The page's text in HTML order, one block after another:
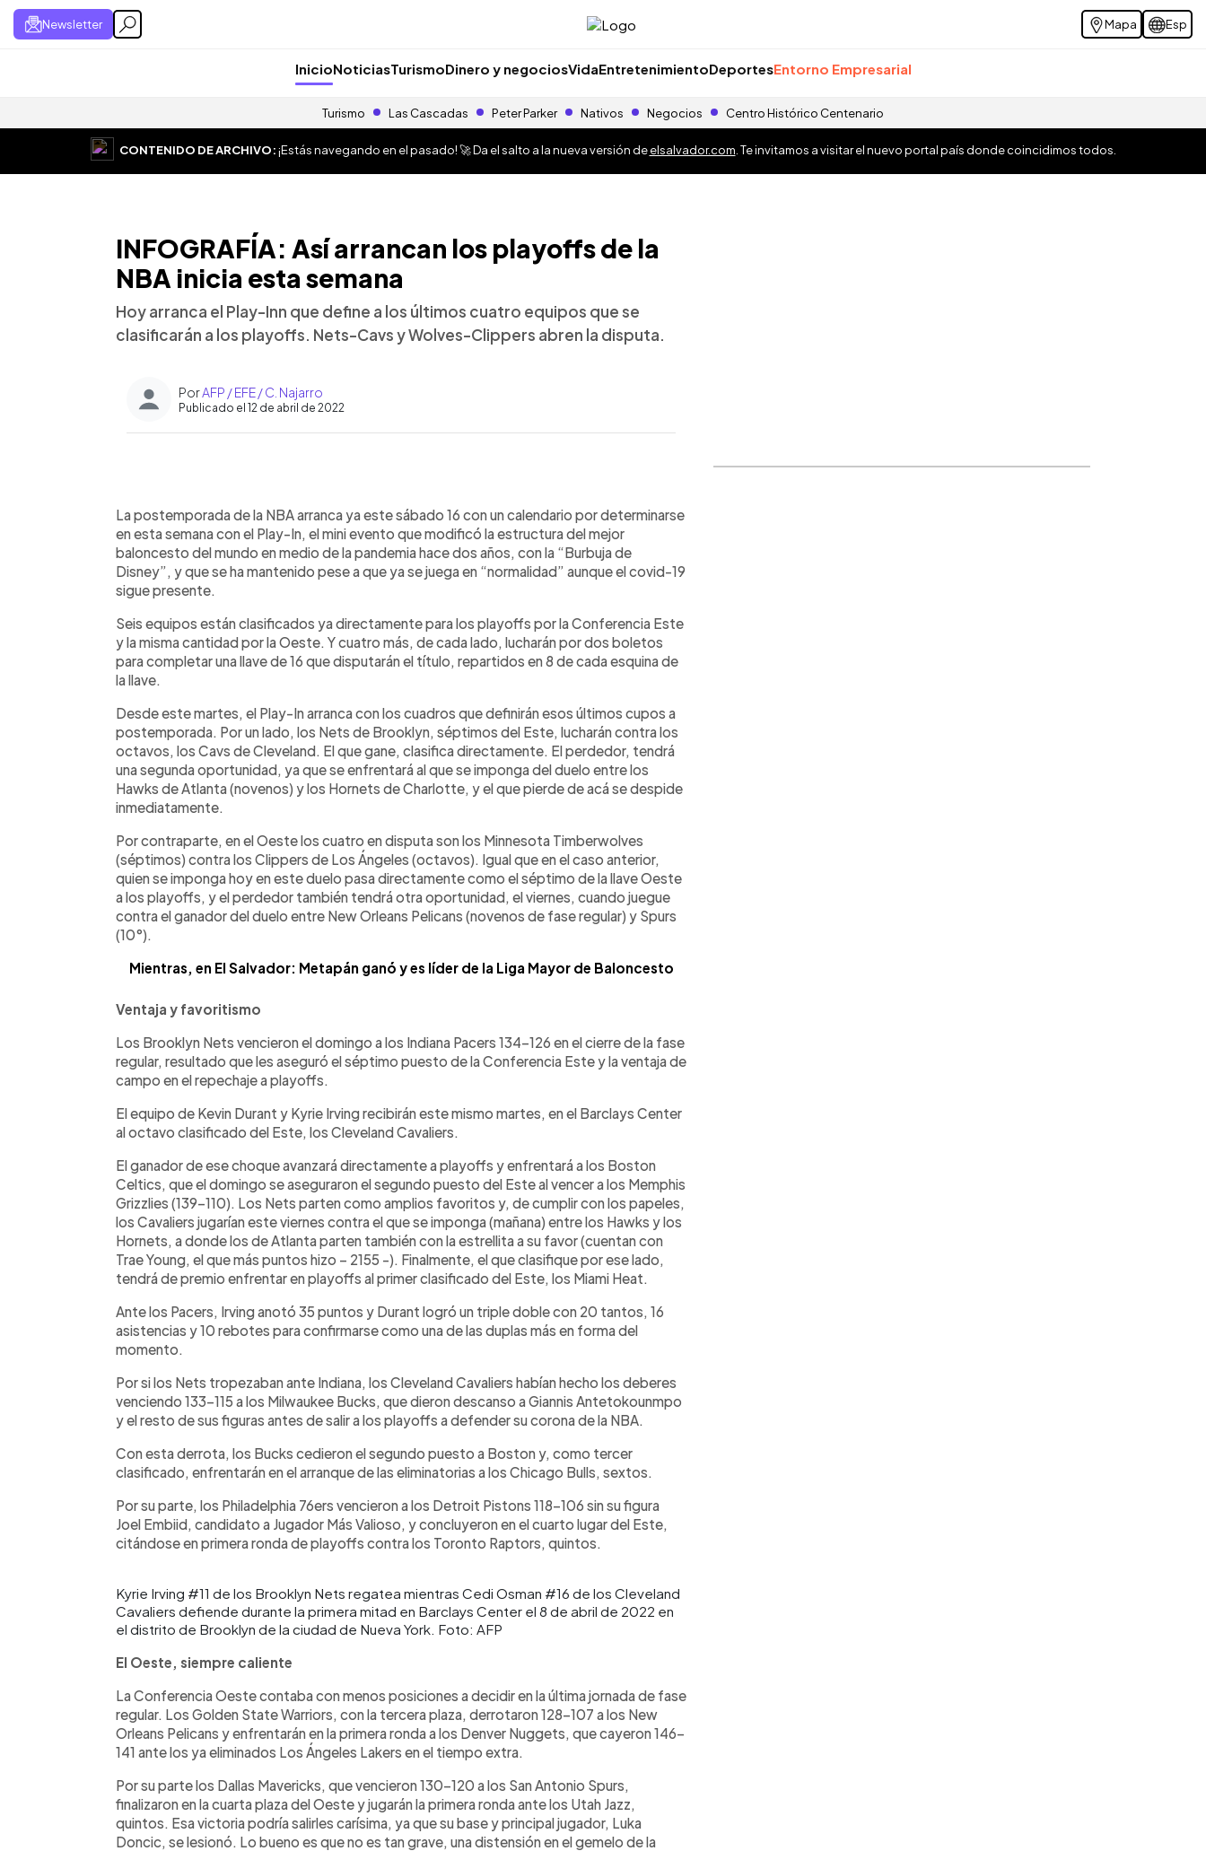
Newsletter Mapa Esp
InicioNoticiasTurismoDinero y negociosVidaEntretenimientoDeportesEntorno Empresarial
Turismo Las Cascadas Peter Parker Nativos Negocios Centro Histórico Centenario
CONTENIDO DE ARCHIVO:¡Estás navegando en el pasado! 🚀 Da el salto a la nueva versión deelsalvador.com . Te invitamos a visitar el nuevo portal país donde coincidimos todos.
INFOGRAFÍA: Así arrancan los playoffs de la
NBA inicia esta semana
Hoy arranca el Play-Inn que define a los últimos cuatro equipos que se
clasificarán a los playoffs. Nets-Cavs y Wolves-Clippers abren la disputa.
PorAFP / EFE / C. Najarro
Publicado el 12 de abril de 2022
Escuchar artículo
La postemporada de la NBA arranca ya este sábado 16 con un calendario por determinarse
en esta semana con el Play-In, el mini evento que modificó la estructura del mejor
baloncesto del mundo en medio de la pandemia hace dos años, con la “Burbuja de
Disney”, y que se ha mantenido pese a que ya se juega en “normalidad” aunque el covid-19
sigue presente.
Seis equipos están clasificados ya directamente para los playoffs por la Conferencia Este
y la misma cantidad por la Oeste. Y cuatro más, de cada lado, lucharán por dos boletos
para completar una llave de 16 que disputarán el título, repartidos en 8 de cada esquina de
la llave.
Desde este martes, el Play-In arranca con los cuadros que definirán esos últimos cupos a
postemporada. Por un lado, los Nets de Brooklyn, séptimos del Este, lucharán contra los
octavos, los Cavs de Cleveland. El que gane, clasifica directamente. El perdedor, tendrá
una segunda oportunidad, ya que se enfrentará al que se imponga del duelo entre los
Hawks de Atlanta (novenos) y los Hornets de Charlotte, y el que pierde de acá se despide
inmediatamente.
Por contraparte, en el Oeste los cuatro en disputa son los Minnesota Timberwolves
(séptimos) contra los Clippers de Los Ángeles (octavos). Igual que en el caso anterior,
quien se imponga hoy en este duelo pasa directamente como el séptimo de la llave Oeste
a los playoffs, y el perdedor también tendrá otra oportunidad, el viernes, cuando juegue
contra el ganador del duelo entre New Orleans Pelicans (novenos de fase regular) y Spurs
(10°).
Mientras, en El Salvador: Metapán ganó y es líder de la Liga Mayor de Baloncesto
Ventaja y favoritismo
Los Brooklyn Nets vencieron el domingo a los Indiana Pacers 134-126 en el cierre de la fase
regular, resultado que les aseguró el séptimo puesto de la Conferencia Este y la ventaja de
campo en el repechaje a playoffs.
El equipo de Kevin Durant y Kyrie Irving recibirán este mismo martes, en el Barclays Center
al octavo clasificado del Este, los Cleveland Cavaliers.
El ganador de ese choque avanzará directamente a playoffs y enfrentará a los Boston
Celtics, que el domingo se aseguraron el segundo puesto del Este al vencer a los Memphis
Grizzlies (139-110). Los Nets parten como amplios favoritos y, de cumplir con los papeles,
los Cavaliers jugarían este viernes contra el que se imponga (mañana) entre los Hawks y los
Hornets, a donde los de Atlanta parten también con la estrellita a su favor (cuentan con
Trae Young, el que más puntos hizo – 2155 -). Finalmente, el que clasifique por ese lado,
tendrá de premio enfrentar en playoffs al primer clasificado del Este, los Miami Heat.
Ante los Pacers, Irving anotó 35 puntos y Durant logró un triple doble con 20 tantos, 16
asistencias y 10 rebotes para confirmarse como una de las duplas más en forma del
momento.
Por si los Nets tropezaban ante Indiana, los Cleveland Cavaliers habían hecho los deberes
venciendo 133-115 a los Milwaukee Bucks, que dieron descanso a Giannis Antetokounmpo
y el resto de sus figuras antes de salir a los playoffs a defender su corona de la NBA.
Con esta derrota, los Bucks cedieron el segundo puesto a Boston y, como tercer
clasificado, enfrentarán en el arranque de las eliminatorias a los Chicago Bulls, sextos.
Por su parte, los Philadelphia 76ers vencieron a los Detroit Pistons 118-106 sin su figura
Joel Embiid, candidato a Jugador Más Valioso, y concluyeron en el cuarto lugar del Este,
citándose en primera ronda de playoffs contra los Toronto Raptors, quintos.
Kyrie Irving #11 de los Brooklyn Nets regatea mientras Cedi Osman #16 de los Cleveland
Cavaliers defiende durante la primera mitad en Barclays Center el 8 de abril de 2022 en
el distrito de Brooklyn de la ciudad de Nueva York. Foto: AFP
El Oeste, siempre caliente
La Conferencia Oeste contaba con menos posiciones a decidir en la última jornada de fase
regular. Los Golden State Warriors, con la tercera plaza, derrotaron 128-107 a los New
Orleans Pelicans y enfrentarán en la primera ronda a los Denver Nuggets, que cayeron 146-
141 ante los ya eliminados Los Ángeles Lakers en el tiempo extra.
Por su parte los Dallas Mavericks, que vencieron 130-120 a los San Antonio Spurs,
finalizaron en la cuarta plaza del Oeste y jugarán la primera ronda ante los Utah Jazz,
quintos. Esa victoria podría salirles carísima, ya que su base y principal jugador, Luka
Doncic, se lesionó. Lo bueno es que no es tan grave, una distensión en el gemelo de la